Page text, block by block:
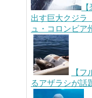
出す巨大クジ
ュ・コロンビア
【
るアザラシが